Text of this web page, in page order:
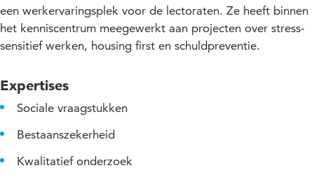
een werkervaringsplek voor de lectoraten. Ze heeft binnen
het kenniscentrum meegewerkt aan projecten over stress-
sensitief werken, housing first en schuldpreventie.
Expertises
Sociale vraagstukken
Bestaanszekerheid
Kwalitatief onderzoek